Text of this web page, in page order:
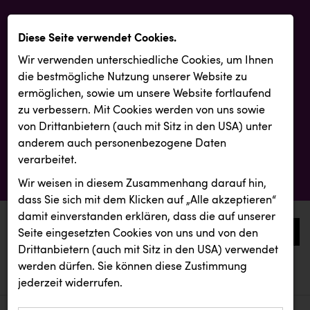
0
aktuelle aussendungen
aktuelle aussendungen
Diese Seite verwendet Cookies.
Wir verwenden unterschiedliche Cookies, um Ihnen
die best­mögliche Nutzung unserer Website zu
ermöglichen, sowie um unsere Website fortlaufend
zu verbessern. Mit Cookies werden von uns sowie
von Drittanbietern (auch mit Sitz in den USA) unter
anderem auch personenbezogene Daten
verarbeitet.
Wir weisen in diesem Zusammenhang darauf hin,
dass Sie sich mit dem Klicken auf „Alle akzeptieren“
damit ein­ver­standen erklären, dass die auf unserer
Seite eingesetzten Cookies von uns und von den
Drittanbietern (auch mit Sitz in den USA) verwendet
werden dürfen. Sie können diese Zustimmung
jederzeit widerrufen.